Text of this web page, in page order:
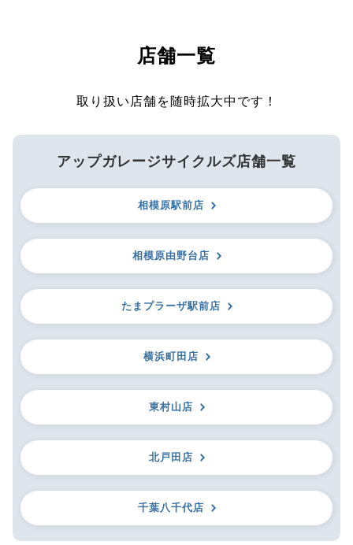
店舗一覧
取り扱い店舗を随時拡大中です！
アップガレージサイクルズ店舗一覧
相模原駅前店
相模原由野台店
たまプラーザ駅前店
横浜町田店
東村山店
北戸田店
千葉八千代店